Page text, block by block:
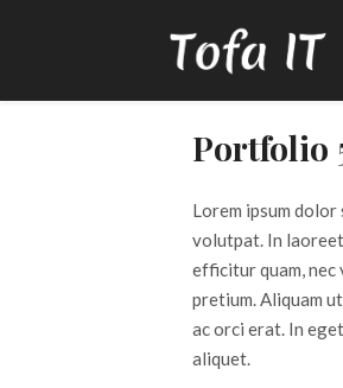
Portfolio
Lorem ipsum
volutpat. In
efficitur quam, nec
pretium. Aliquam
ac orci erat. In
aliquet.